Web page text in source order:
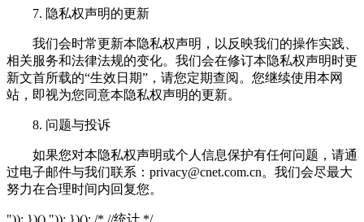
7. 隐私权声明的更新
我们会时常更新本隐私权声明，以反映我们的操作实践、
相关服务和法律法规的变化。我们会在修订本隐私权声明时更
新文首所载的“生效日期”，请您定期查阅。您继续使用本网
站，即视为您同意本隐私权声明的更新。
8. 问题与投诉
如果您对本隐私权声明或个人信息保护有任何问题，请通
过电子邮件与我们联系： privacy@cnet.com.cn。我们会尽最大
努力在合理时间内回复您。